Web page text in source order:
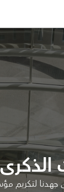
جهدنا لتكريم